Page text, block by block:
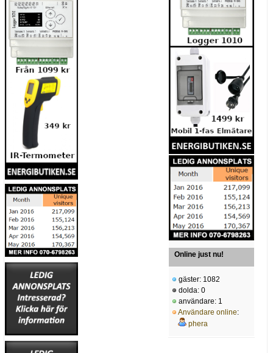
Online just nu!
gäster: 1082
dolda: 0
användare: 1
Användare online:
phera